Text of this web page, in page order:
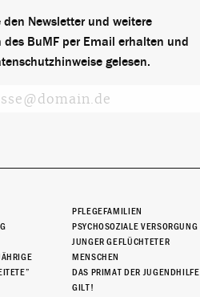
den Newsletter und weitere
BuMF per Email erhalten und
gelesen.
PFLEGEFAMILIEN
PSYCHOSOZIALE VERSORGUNG
JUNGER GEFLÜCHTETER
MENSCHEN
DAS PRIMAT DER JUGENDHILFE
GILT!